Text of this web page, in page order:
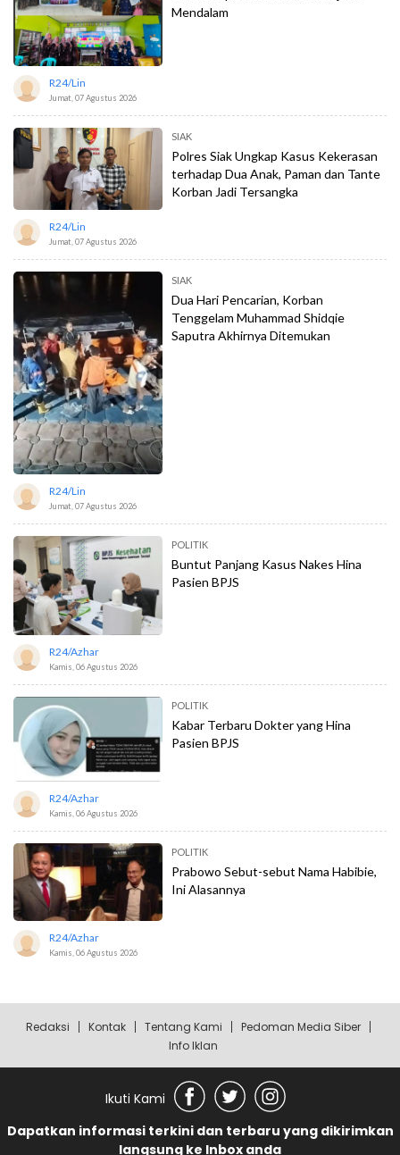
Mendalam
R24/lin
Jumat, 07 Agustus 2026
SIAK
Polres Siak Ungkap Kasus Kekerasan
terhadap Dua Anak, Paman dan Tante
Korban Jadi Tersangka
R24/lin
Jumat, 07 Agustus 2026
SIAK
Dua Hari Pencarian, Korban
Tenggelam Muhammad Shidqie
Saputra Akhirnya Ditemukan
R24/lin
Jumat, 07 Agustus 2026
POLITIK
Buntut Panjang Kasus Nakes Hina
Pasien BPJS
R24/azhar
Kamis, 06 Agustus 2026
POLITIK
Kabar Terbaru Dokter yang Hina
Pasien BPJS
R24/azhar
Kamis, 06 Agustus 2026
POLITIK
Prabowo Sebut-sebut Nama Habibie,
Ini Alasannya
R24/azhar
Kamis, 06 Agustus 2026
Redaksi Kontak Tentang Kami
Pedoman Media Siber
Info Iklan
Ikuti Kami
Dapatkan informasi terkini dan terbaru yang dikirimkan
langsung ke Inbox anda